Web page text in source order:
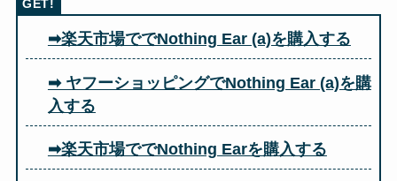
➡楽天市場ででNothing Ear (a)を購入する
➡ ヤフーショッピングでNothing Ear (a)を購
入する
➡楽天市場ででNothing Earを購入する